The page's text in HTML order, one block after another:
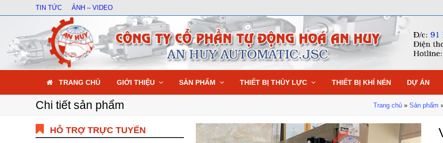
TIN TỨC ẢNH – VIDEO
TRANG CHỦ GIỚI THIỆU SẢN PHẨM THIẾT BỊ THỦY LỰC THIẾT BỊ KHÍ NÉN DỰ ÁN
Chi tiết sản phẩm Trang chủ » Sản phẩm
HỖ TRỢ TRỰC TUYẾN